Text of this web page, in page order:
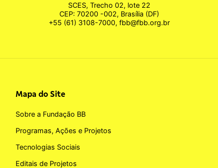
SCES, Trecho 02, lote 22
CEP: 70200 -002, Brasília (DF)
+55 (61) 3108-7000, fbb@fbb.org.br
Mapa do Site
Sobre a Fundação BB
Programas, Ações e Projetos
Tecnologias Sociais
Editais de Projetos